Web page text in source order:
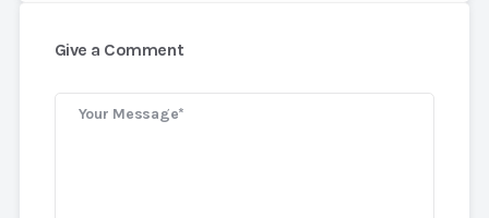
Give a Comment